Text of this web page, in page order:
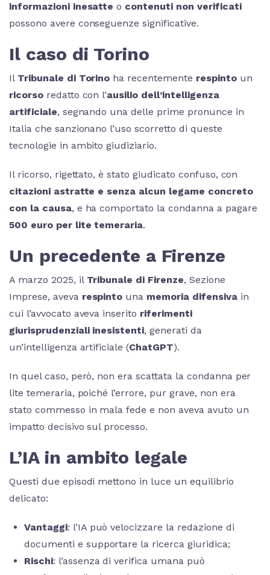
informazioni inesatte o contenuti non verificati
possono avere conseguenze significative.
Il caso di Torino
Il Tribunale di Torino ha recentemente respintoun
ricorsoredatto con l’ausilio dell’intelligenza
artificiale, segnando una delle prime pronunce in
Italia che sanzionano l’uso scorretto di queste
tecnologie in ambito giudiziario.
Il ricorso, rigettato, è stato giudicato confuso, con
citazioni astratte e senza alcun legame concreto
con la causa, e ha comportato la condanna a pagare
500 euro per lite temeraria.
Un precedente a Firenze
A marzo 2025, il Tribunale di Firenze, Sezione
Imprese, aveva respinto una memoria difensivain
cui l’avvocato aveva inserito riferimenti
giurisprudenziali inesistenti, generati da
un’intelligenza artificiale (ChatGPT).
In quel caso, però, non era scattata la condanna per
lite temeraria, poiché l’errore, pur grave, non era
stato commesso in mala fede e non aveva avuto un
impatto decisivo sul processo.
L’IA in ambito legale
Questi due episodi mettono in luce un equilibrio
delicato:
Vantaggi: l’IA può velocizzare la redazione di
documenti e supportare la ricerca giuridica;
Rischi: l’assenza di verifica umana può